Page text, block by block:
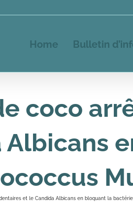
Home Bulletin
coco
et le Candida Albicans en bloquant la